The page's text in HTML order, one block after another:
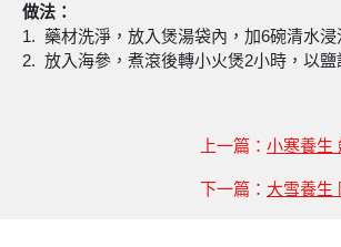
做法：
1. 藥材洗淨，放入煲湯袋內，加6碗清水浸
2. 放入海參，煮滾後轉小火煲2小時，以鹽
上一篇： 小寒養生
下一篇： 大雪養生